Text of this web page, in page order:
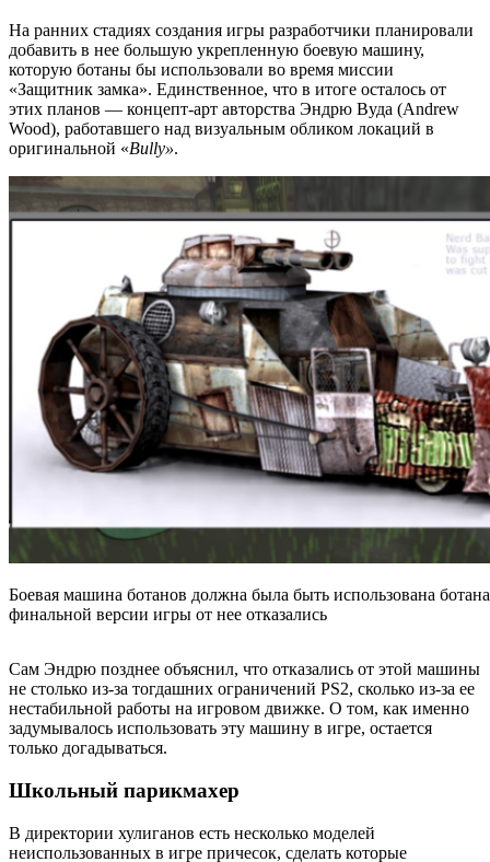
На ранних стадиях создания игры разработчики планировали
добавить в нее большую укрепленную боевую машину,
которую ботаны бы использовали во время миссии
«Защитник замка». Единственное, что в итоге осталось от
этих планов — концепт-арт авторства Эндрю Вуда (Andrew
Wood), работавшего над визуальным обликом локаций в
оригинальной «Bully».
Боевая машина ботанов должна была быть использована
финальной версии игры от нее отказались
Сам Эндрю позднее объяснил, что отказались от этой машины
не столько из-за тогдашних ограничений PS2, сколько из-за ее
нестабильной работы на игровом движке. О том, как именно
задумывалось использовать эту машину в игре, остается
только догадываться.
Школьный парикмахер
В директории хулиганов есть несколько моделей
неиспользованных в игре причесок, сделать которые